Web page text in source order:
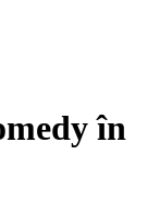
în